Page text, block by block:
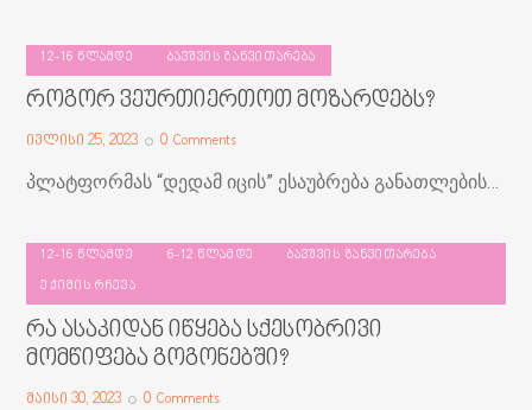
12-16 ᲬᲚᲐᲛᲓᲔ ᲑᲐᲕᲨᲕᲘᲡ ᲒᲐᲜᲕᲘᲗᲐᲠᲔᲑᲐ
როგორ ვეურთიერთოთ მოზარდებს?
ივლისი 25, 2023 0 Comments
პლატფორმას “დედამ იცის” ესაუბრება განათლების…
12-16 ᲬᲚᲐᲛᲓᲔ 6-12 ᲬᲚᲐᲛᲓᲔ
ᲑᲐᲕᲨᲕᲘᲡ ᲒᲐᲜᲕᲘᲗᲐᲠᲔᲑᲐ
ᲔᲥᲘᲛᲘᲡ ᲠᲩᲔᲕᲐ
რა ასაკიდან იწყება სქესობრივი
მომწიფება გოგონებში?
მაისი 30, 2023 0 Comments